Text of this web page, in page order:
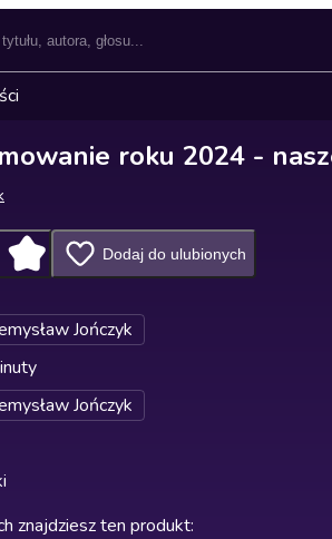
roku 2024 -
Dodaj do ulubionych
Jończyk
Jończyk
znajdziesz ten produkt: